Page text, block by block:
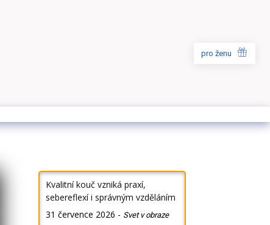
pro ženu
Kvalitní kouč vzniká praxí,
sebereflexí i správným vzděláním
31 července 2026 - Svet v obraze